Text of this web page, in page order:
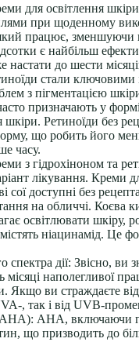
для освітлення
при щоденному
працює, зменшуючи
є найбільш
до шести
стали ключовими
з пігментацією
призначають у
шкіри. Ретиноїди без
що робить його
часу.
з гідрохіноном та
лікування. Креми
сої доступні без
на обличчі. Коєва
освітлювати шкіру,
ніацинамід. Це
спектра дії: Звісно, ви
місяці наполегливої
ви страждаєте від
, так і від UVB-
АНА, включаючи
що призводить до